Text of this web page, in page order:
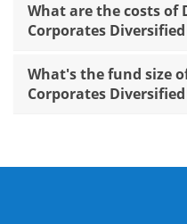
What are the costs of
Corporates Diversified
What's the fund size
Corporates Diversified